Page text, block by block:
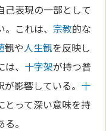
己表現の一部として
これは、 宗教的な
観や人生観を反映し
、 十字架が持つ普
影響している。 十
とって深い意味を持
。